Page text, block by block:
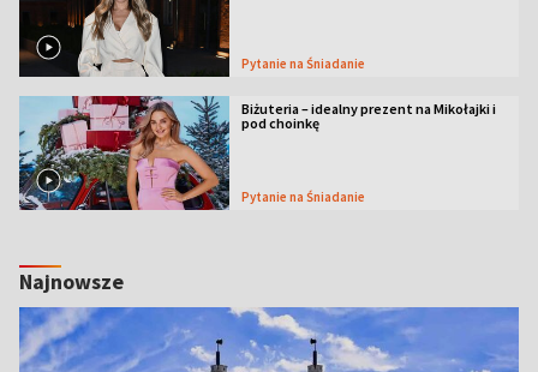
Pytanie na Śniadanie
Biżuteria – idealny prezent na Mikołajki i
pod choinkę
Pytanie na Śniadanie
Najnowsze